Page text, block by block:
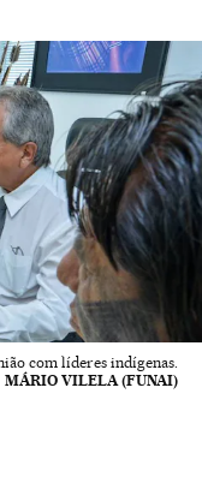
com líderes indígenas.
MÁRIO VILELA (FUNAI)